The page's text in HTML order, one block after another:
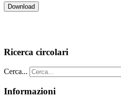
Ricerca circolari
Cerca...
Informazioni